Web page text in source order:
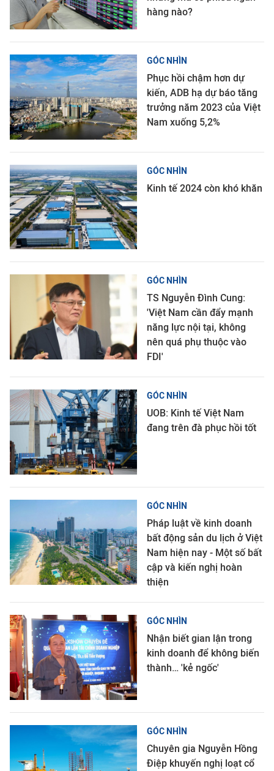
hàng nào?
GÓC NHÌN
Phục hồi chậm hơn dự
kiến, ADB hạ dự báo tăng
trưởng năm 2023 của Việt
Nam xuống 5,2%
GÓC NHÌN
Kinh tế 2024 còn khó khăn
GÓC NHÌN
TS Nguyễn Đình Cung:
'Việt Nam cần đẩy mạnh
năng lực nội tại, không
nên quá phụ thuộc vào
FDI'
GÓC NHÌN
UOB: Kinh tế Việt Nam
đang trên đà phục hồi tốt
GÓC NHÌN
Pháp luật về kinh doanh
bất động sản du lịch ở Việt
Nam hiện nay - Một số bất
cập và kiến nghị hoàn
thiện
GÓC NHÌN
Nhận biết gian lận trong
kinh doanh để không biến
thành… 'kẻ ngốc'
GÓC NHÌN
Chuyên gia Nguyễn Hồng
Điệp khuyến nghị loạt cổ